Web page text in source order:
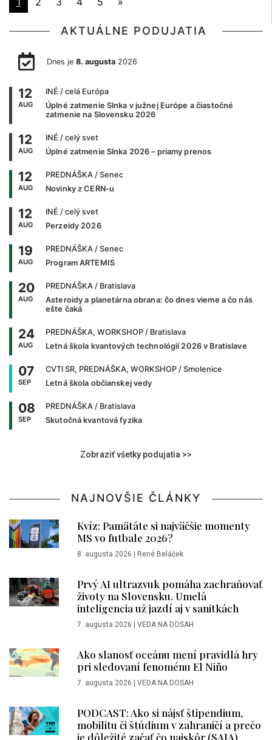
AKTUÁLNE PODUJATIA
Dnes je 8. augusta2026
12
AUG
INÉ / celá Európa
Úplné zatmenie Slnka v južnej Európe a čiastočné
zatmenie na Slovensku 2026
12
AUG
INÉ / celý svet
Úplné zatmenie Slnka 2026 – priamy prenos
12
AUG
PREDNÁŠKA / Senec
Novinky z CERN-u
12
AUG
INÉ / celý svet
Perzeidy 2026
19
AUG
PREDNÁŠKA / Senec
Program ARTEMIS
20
AUG
PREDNÁŠKA / Bratislava
Asteroidy a planetárna obrana: čo dnes vieme a čo nás
ešte čaká
24
AUG
PREDNÁŠKA, WORKSHOP / Bratislava
Letná škola kvantových technológií 2026 v Bratislave
07
SEP
CVTI SR, PREDNÁŠKA, WORKSHOP / Smolenice
Letná škola občianskej vedy
08
SEP
PREDNÁŠKA / Bratislava
Skutočná kvantová fyzika
Zobraziť všetky podujatia >>
NAJNOVŠIE ČLÁNKY
Kvíz: Pamätáte si najväčšie momenty
MS vo futbale 2026?
8. augusta 2026 René Beláček
Prvý AI ultrazvuk pomáha zachraňovať
životy na Slovensku. Umelá
inteligencia už jazdí aj v sanitkách
7. augusta 2026 VEDA NA DOSAH
Ako slanosť oceánu mení pravidlá hry
pri sledovaní fenoménu El Niño
7. augusta 2026 VEDA NA DOSAH
PODCAST: Ako si nájsť štipendium,
mobilitu či štúdium v zahraničí a prečo
je dôležité začať čo najskôr (SAIA)